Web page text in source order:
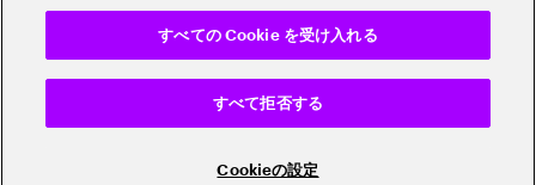
Cookieの設定
すべて拒否する
すべての Cookie を受け入れる